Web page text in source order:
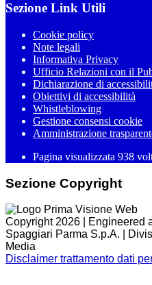
Sezione Link Utili
Cookie policy
Note legali
Informativa Privacy
Ufficio Relazioni con il
Dichiarazione di
Obiettivi di accessibilità
Whistleblowing
Gestione consensi cookie
Amministrazione
Pagina visualizzata 938
Sezione Copyright
Copyright 2026 | Engineered
Spaggiari Parma S.p.A. |
Media
Disclaimer trattamento dati